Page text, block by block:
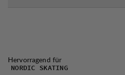
Hervorragend für
NORDIC SKATING